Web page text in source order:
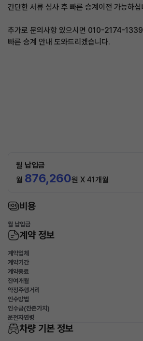
간단한 서류 심사 후 빠른 승계이전 가능하십
추가로 문의사항 있으시면 010-2174-1339
빠른 승계 안내 도와드리겠습니다.
월 납입금
월 876,260원 X 41개월
비용
월 납입금
계약 정보
계약업체
계약기간
계약종료
잔여개월
약정주행거리
인수방법
인수금(잔존가치)
운전자연령
차량 기본 정보